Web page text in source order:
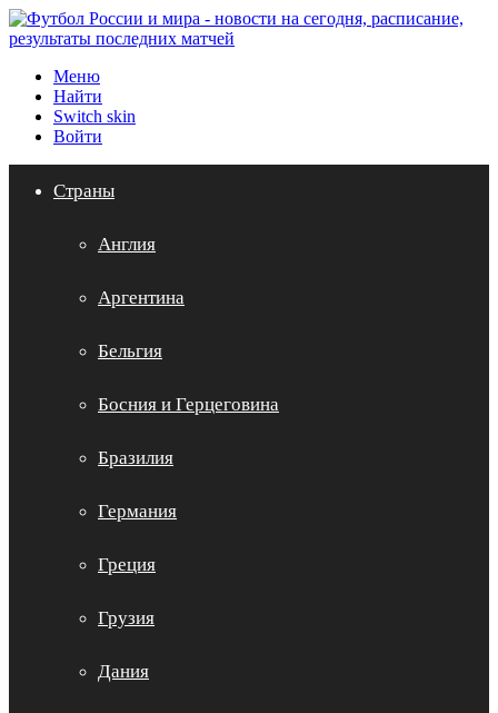
Меню
Найти
Switch skin
Войти
Страны
Англия
Аргентина
Бельгия
Босния и Герцеговина
Бразилия
Германия
Греция
Грузия
Дания